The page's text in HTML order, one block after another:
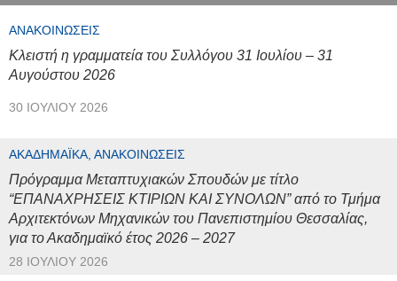
ΑΝΑΚΟΙΝΏΣΕΙΣ
Κλειστή η γραμματεία του Συλλόγου 31 Ιουλίου – 31
Αυγούστου 2026
30 ΙΟΥΛΊΟΥ 2026
ΑΚΑΔΗΜΑΪΚΆ, ΑΝΑΚΟΙΝΏΣΕΙΣ
Πρόγραμμα Μεταπτυχιακών Σπουδών με τίτλο
“ΕΠΑΝΑΧΡΗΣΕΙΣ ΚΤΙΡΙΩΝ ΚΑΙ ΣΥΝΟΛΩΝ” από το Τμήμα
Αρχιτεκτόνων Μηχανικών του Πανεπιστημίου Θεσσαλίας,
για το Ακαδημαϊκό έτος 2026 – 2027
28 ΙΟΥΛΊΟΥ 2026